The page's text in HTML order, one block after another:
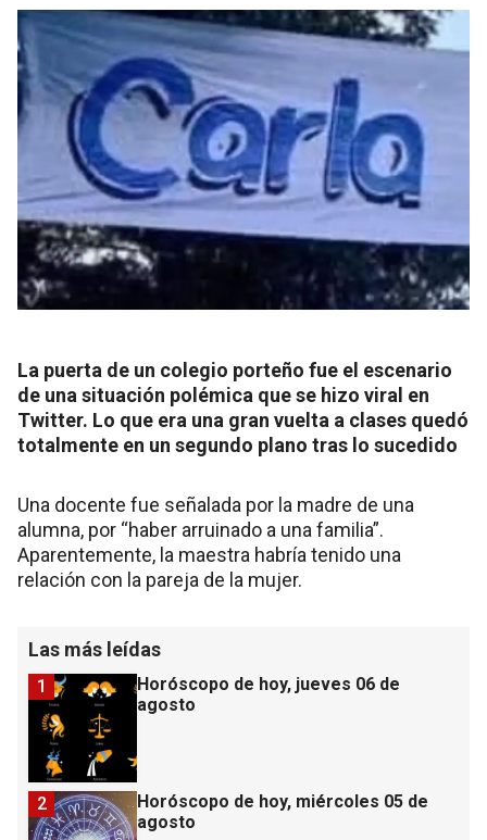
La puerta de un colegio porteño fue el escenario
de una situación polémica que se hizo viral en
Twitter. Lo que era una gran vuelta a clases quedó
totalmente en un segundo plano tras lo sucedido
Una docente fue señalada por la madre de una
alumna, por “haber arruinado a una familia”.
Aparentemente, la maestra habría tenido una
relación con la pareja de la mujer.
Las más leídas
Horóscopo de hoy, jueves 06 de
agosto
1
Horóscopo de hoy, miércoles 05 de
agosto
2